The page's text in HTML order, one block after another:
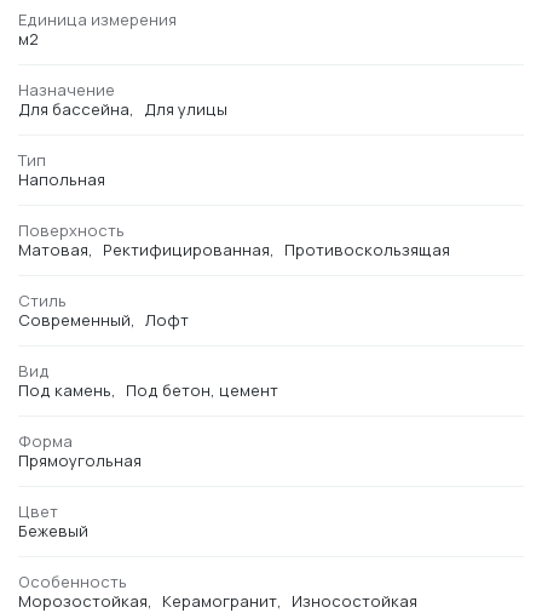
Единица измерения
м2
Назначение
Для бассейна
Для улицы
Тип
Напольная
Поверхность
Матовая
Ректифицированная Противоскользящая
Стиль
Современный
Лофт
Вид
Под камень
Под бетон, цемент
Форма
Прямоугольная
Цвет
Бежевый
Особенность
Морозостойкая
Керамогранит Износостойкая